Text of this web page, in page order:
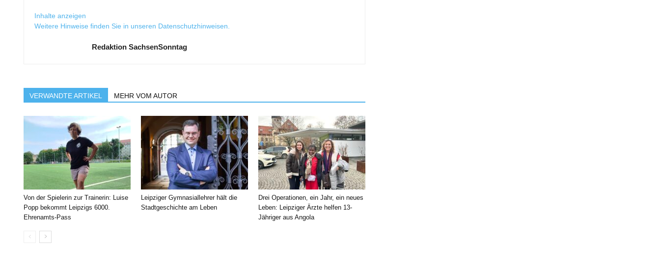
Inhalte anzeigen
Weitere Hinweise finden Sie in unseren Datenschutzhinweisen
Redaktion SachsenSonntag
VERWANDTE ARTIKEL MEHR VOM AUTOR
Von der Spielerin zur Trainerin: Luise
Popp bekommt Leipzigs 6000.
Ehrenamts-Pass
Leipziger Gymnasiallehrer hält die
Stadtgeschichte am Leben
Drei Operationen, ein Jahr, ein neues
Leben: Leipziger Ärzte helfen 13-
Jähriger aus Angola